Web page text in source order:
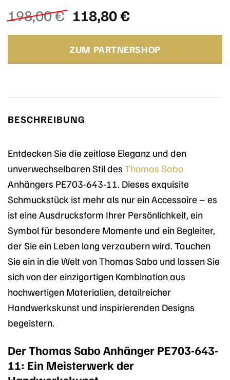
198,00€ Ursprünglicher
Preis
war:
198,00 €
118,80€Aktueller
ist:
118,80 €.
ZUM PARTNERSHOP
BESCHREIBUNG
Entdecken Sie die zeitlose Eleganz und den
unverwechselbaren Stil des Thomas Sabo
Anhängers PE703-643-11. Dieses exquisite
Schmuckstück ist mehr als nur ein Accessoire – es
ist eine Ausdrucksform Ihrer Persönlichkeit, ein
Symbol für besondere Momente und ein Begleiter,
der Sie ein Leben lang verzaubern wird. Tauchen
Sie ein in die Welt von Thomas Sabo und lassen Sie
sich von der einzigartigen Kombination aus
hochwertigen Materialien, detailreicher
Handwerkskunst und inspirierenden Designs
begeistern.
Der Thomas Sabo Anhänger PE703-643-
11: Ein Meisterwerk der